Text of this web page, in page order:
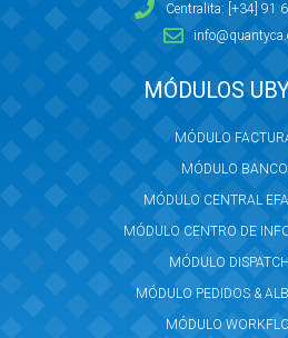
Centralita: [+34] 91
MÓDULOS
MÓDULO
MÓDULO
MÓDULO CENTRAL
MÓDULO CENTRO DE
MÓDULO
MÓDULO PEDIDOS &
MÓDULO